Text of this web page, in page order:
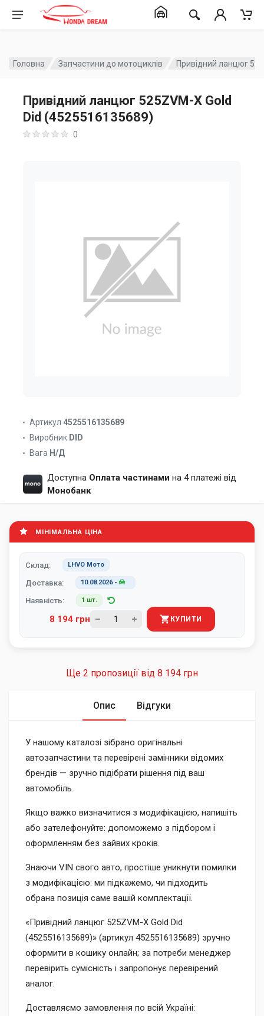
Головна Запчастини до мотоциклів Привідний ланцюг
Привідний ланцюг 525ZVM-X Gold
Did (4525516135689)
0
Артикул 4525516135689
Виробник DID
Вага Н/Д
Доступна Оплата частинами на 4 платежі від
Монобанк
МІНІМАЛЬНА ЦІНА
Склад: LHVO Мото
Доставка: 10.08.2026-
Наявність: 1 шт.
8 194 грн КУПИТИ
Ще 2 пропозиції від 8 194 грн
Опис Відгуки
У нашому каталозі зібрано оригінальні
автозапчастини та перевірені замінники відомих
брендів — зручно підібрати рішення під ваш
автомобіль.
Якщо важко визначитися з модифікацією, напишіть
або зателефонуйте: допоможемо з підбором і
оформленням без зайвих кроків.
Знаючи VIN свого авто, простіше уникнути помилки
з модифікацією: ми підкажемо, чи підходить
обрана позиція саме вашій комплектації.
«Привідний ланцюг 525ZVM-X Gold Did
(4525516135689)» (артикул 4525516135689) зручно
оформити в кошику онлайн; за потреби менеджер
перевірить сумісність і запропонує перевірений
аналог.
Доставляємо замовлення по всій Україні: